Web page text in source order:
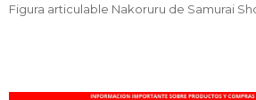
Figura articulable Nakoruru de Samurai